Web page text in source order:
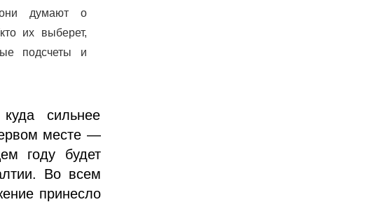
они думают о
их выберет,
подсчеты и
сильнее
месте —
году будет
Во всем
принесло